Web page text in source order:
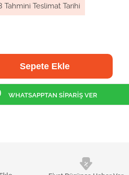
Tahmini Teslimat Tarihi
WHATSAPPTAN SİPARİŞ VER